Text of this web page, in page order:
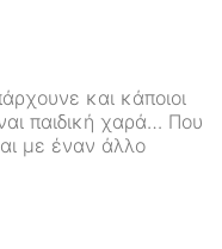
και κάποιοι
παιδική χαρά… Που
με έναν άλλο